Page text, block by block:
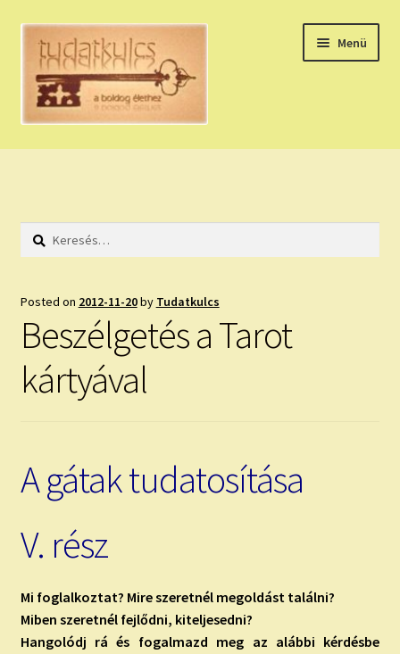
Ugrás
navigációhoz
Kilépés
tartalomba
Menü
HÚZZ EGY KÁRTYÁT!
HOLDNAPTÁR
NAPI ASZTROLÓGIA
KÉRJ EGY MEGERŐSÍTÉST!
ÍRJ NEKEM!
IRATKOZZ FEL A VIDEÓ CSATORNÁNKRA!
AJÁNDÉKOKKAL!
Keresés:
Posted on 2012-11-20by Tudatkulcs
Beszélgetés a Tarot
kártyával
A gátak tudatosítása
V. rész
Mi foglalkoztat? Mire szeretnél megoldást találni?
Miben szeretnél fejlődni, kiteljesedni?
Hangolódj rá és fogalmazd meg az alábbi kérdésbe